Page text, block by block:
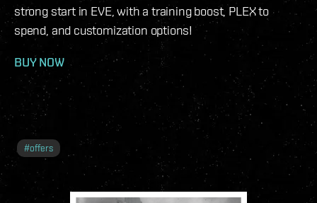
strong start in EVE, with a training boost, PLEX to
spend, and customization options!
BUY NOW
#offers